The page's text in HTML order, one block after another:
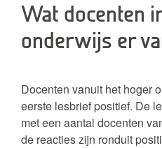
Wat docenten
onderwijs er
Docenten vanuit het hoger
eerste lesbrief positief. De
met een aantal docenten
de reacties zijn ronduit